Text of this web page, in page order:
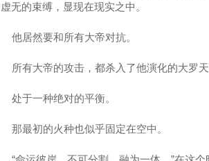
虚无的束缚，显现在现实之中。
他居然要和所有大帝对抗。
所有大帝的攻击，都杀入了他演化的大罗
处于一种绝对的平衡。
那最初的火种也似乎固定在空中。